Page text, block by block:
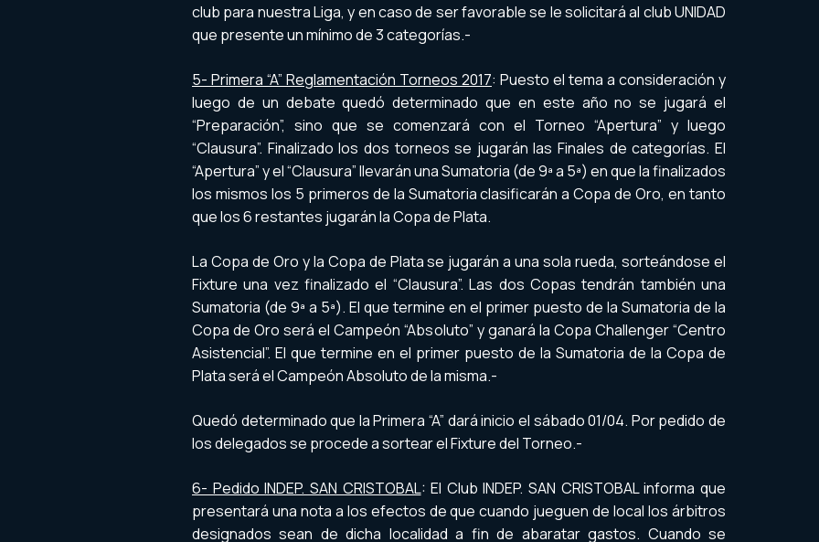
club para nuestra Liga, y en caso de ser favorable se le solicitará al club UNIDAD
que presente un mínimo de 3 categorías.-
5- Primera “A” Reglamentación Torneos 2017: Puesto el tema a consideración y
luego de un debate quedó determinado que en este año no se jugará el
“Preparación”, sino que se comenzará con el Torneo “Apertura” y luego
“Clausura”. Finalizado los dos torneos se jugarán las Finales de categorías. El
“Apertura” y el “Clausura” llevarán una Sumatoria (de 9ª a 5ª) en que la finalizados
los mismos los 5 primeros de la Sumatoria clasificarán a Copa de Oro, en tanto
que los 6 restantes jugarán la Copa de Plata.
La Copa de Oro y la Copa de Plata se jugarán a una sola rueda, sorteándose el
Fixture una vez finalizado el “Clausura”. Las dos Copas tendrán también una
Sumatoria (de 9ª a 5ª). El que termine en el primer puesto de la Sumatoria de la
Copa de Oro será el Campeón “Absoluto” y ganará la Copa Challenger “Centro
Asistencial”. El que termine en el primer puesto de la Sumatoria de la Copa de
Plata será el Campeón Absoluto de la misma.-
Quedó determinado que la Primera “A” dará inicio el sábado 01/04. Por pedido de
los delegados se procede a sortear el Fixture del Torneo.-
6- Pedido INDEP. SAN CRISTOBAL: El Club INDEP. SAN CRISTOBAL informa que
presentará una nota a los efectos de que cuando jueguen de local los árbitros
designados sean de dicha localidad a fin de abaratar gastos. Cuando se